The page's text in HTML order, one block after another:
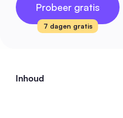
Probeer gratis
7 dagen gratis
Inhoud